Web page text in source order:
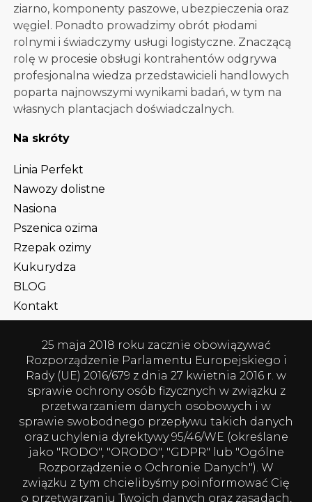
ziarno, komponenty paszowe, ubezpieczenia oraz
węgiel. Ponadto prowadzimy obrót płodami
rolnymi i świadczymy usługi logistyczne. Znaczącą
rolę w procesie obsługi kontrahentów odgrywa
profesjonalna wiedza przedstawicieli handlowych
poparta najnowszymi wynikami badań, w tym na
własnych plantacjach doświadczalnych.
Na skróty
Linia Perfekt
Nawozy dolistne
Nasiona
Pszenica ozima
Rzepak ozimy
Kukurydza
BLOG
Kontakt
Kontakt
P.W. lechpol sp. z o.o.
ul. Jana Pawła II 36
89-200 Szubin
tel.052 384 28 51 /52
biuro@lechpol-szubin.pl
Bądź na bieżąco!
25 maja 2018 roku zacznie obowiązywać
Rozporządzenie Parlamentu Europejskiego i
Rady (UE) 2016/679 z dnia 27 kwietnia 2016 r. w
sprawie ochrony osób fizycznych w związku z
przetwarzaniem danych osobowych i w
sprawie swobodnego przepływu takich danych
oraz uchylenia dyrektywy 95/46/WE (określane
jako "RODO", "ORODO", "GDPR" lub "Ogólne
Rozporządzenie o Ochronie Danych"). W
związku z tym chcielibyśmy poinformować Cię
o przetwarzaniu Twoich danych oraz zasadach,